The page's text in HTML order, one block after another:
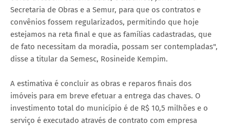
Secretaria de Obras e a Semur, para que os contratos e
convênios fossem regularizados, permitindo que hoje
estejamos na reta final e que as famílias cadastradas, que
de fato necessitam da moradia, possam ser contempladas",
disse a titular da Semesc, Rosineide Kempim.
A estimativa é concluir as obras e reparos finais dos
imóveis para em breve efetuar a entrega das chaves. O
investimento total do município é de R$ 10,5 milhões e o
serviço é executado através de contrato com empresa